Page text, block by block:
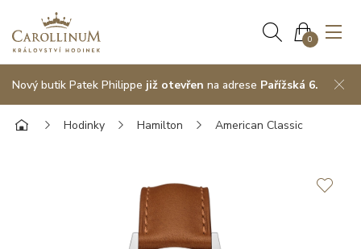
0
Nový butik Patek Philippe již otevřen na adrese Pařížská 6.
Hodinky Hamilton American Classic